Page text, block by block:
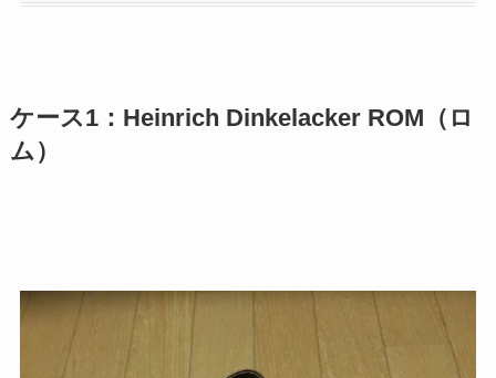
ケース1：Heinrich Dinkelacker ROM（ロ
ム）